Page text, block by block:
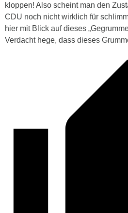
kloppen! Also scheint man den
CDU noch nicht wirklich für
hier mit Blick auf dieses
Verdacht hege, dass dieses